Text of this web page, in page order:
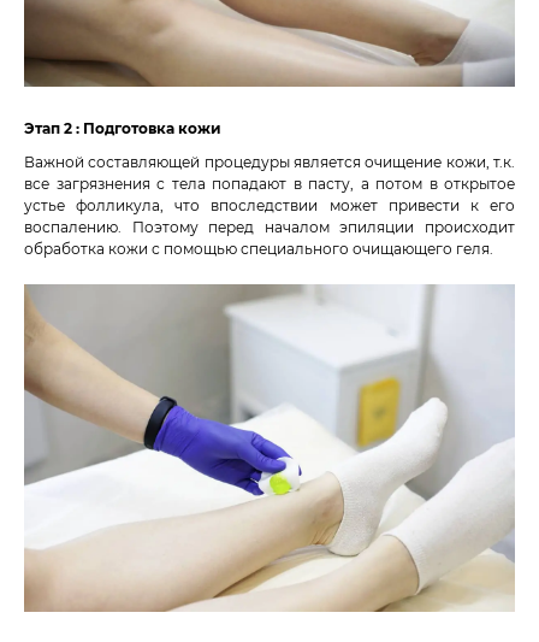
Этап 2 : Подготовка кожи
Важной составляющей процедуры является очищение кожи, т.к.
все загрязнения с тела попадают в пасту, а потом в открытое
устье фолликула, что впоследствии может привести к его
воспалению. Поэтому перед началом эпиляции происходит
обработка кожи с помощью специального очищающего геля.